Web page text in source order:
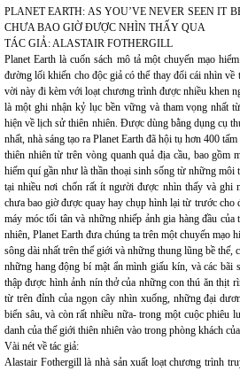
PLANET EARTH: AS YOU’VE NEVER SEEN IT
CHƯA BAO GIỜ ĐƯỢC NHÌN THẤY QUA
TÁC GIẢ: ALASTAIR FOTHERGILL
Planet Earth là cuốn sách mô tả một chuyến mạo
đường lối khiến cho độc giả có thể thay đổi cái nhìn về
vời này đi kèm với loạt chương trình được nhiều khen
là một ghi nhận kỷ lục bền vững và tham vọng nhất
hiện về lịch sử thiên nhiên. Được dùng bằng dụng cụ
nhất, nhà sáng tạo ra Planet Earth đã hội tụ hơn 400
thiên nhiên từ trên vòng quanh quả địa cầu, bao gồm
hiếm quí gần như là thần thoại sinh sống từ những môi
tại nhiều nơi chốn rất ít người được nhìn thấy và ghi
chưa bao giờ được quay hay chụp hình lại từ trước cho
máy móc tối tân và những nhiếp ảnh gia hàng đầu
nhiên, Planet Earth đưa chúng ta trên một chuyến mạo
sông dài nhất trên thế giới và những thung lũng bề thế,
những hang động bí mật ẩn mình giấu kín, và các bãi
thập được hình ảnh nín thở của những con thú ăn thịt
từ trên đỉnh của ngọn cây nhìn xuống, những đại
biển sâu, và còn rất nhiều nữa- trong một cuộc phiêu
danh của thế giới thiên nhiên vào trong phòng khách
Vài nét về tác giả:
Alastair Fothergill là nhà sản xuất loạt chương trình